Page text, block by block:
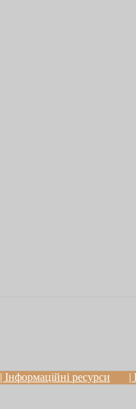
| Інформаційні ресурси |